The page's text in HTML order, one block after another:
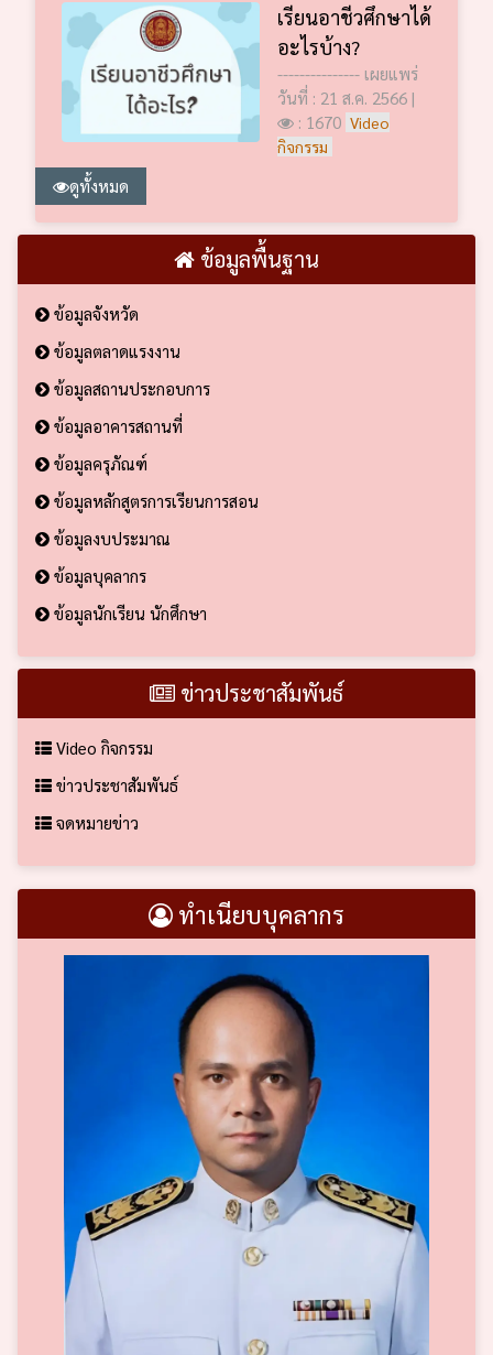
เรียนอาชีวศึกษาได้
อะไรบ้าง?
--------------- เผยแพร่
วันที่ : 21 ส.ค. 2566 |
: 1670 Video
กิจกรรม
ดูทั้งหมด
ข้อมูลพื้นฐาน
ข้อมูลจังหวัด
ข้อมูลตลาดแรงงาน
ข้อมูลสถานประกอบการ
ข้อมูลอาคารสถานที่
ข้อมูลครุภัณฑ์
ข้อมูลหลักสูตรการเรียนการสอน
ข้อมูลงบประมาณ
ข้อมูลบุคลากร
ข้อมูลนักเรียน นักศึกษา
ข่าวประชาสัมพันธ์
Video กิจกรรม
ข่าวประชาสัมพันธ์
จดหมายข่าว
ทำเนียบบุคลากร